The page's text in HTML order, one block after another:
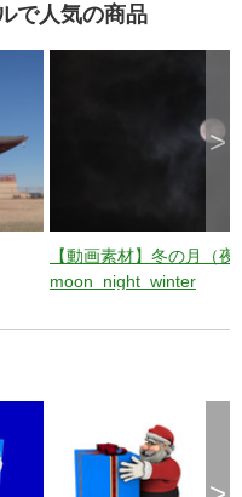
で人気の商品
【動画素材】冬の月（夜
moon_night_winter
>